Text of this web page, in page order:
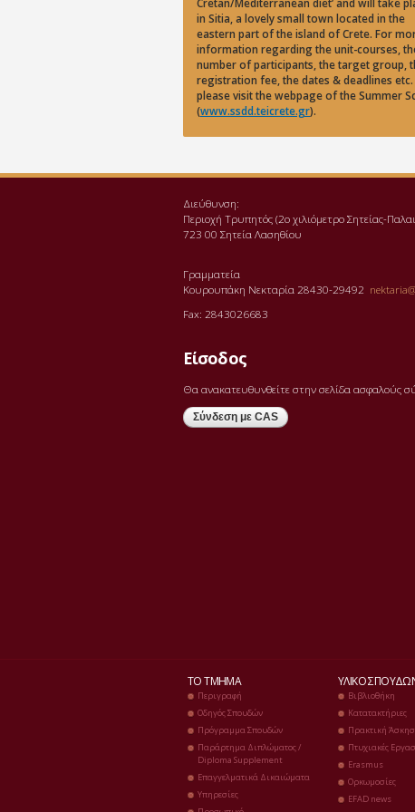
in Sitia, a lovely small town located in the
eastern part of the island of Crete. For
information regarding the unit-courses,
number of participants, the target group,
registration fee, the dates & deadlines etc.
please visit the webpage of the Summer
(www.ssdd.teicrete.gr).
Διεύθυνση:
Περιοχή Τρυπητός (2o χιλιόμετρο Σητείας-
723 00 Σητεία Λασηθίου
Γραμματεία
Κουρουπάκη Νεκταρία 28430-29492
Fax: 2843026683
Είσοδος
Θα ανακατευθυνθείτε στην σελίδα ασφαλούς
ΤΟ ΤΜΉΜΑ
Περιγραφή
Οδηγός Σπουδών
Πρόγραμμα Σπουδών
Παράρτημα Διπλώματος /
Diploma Supplement
Επαγγελματικά Δικαιώματα
Υπηρεσίες
ΥΛΙΚΌ
Βιβλιοθήκη
Κατατακτήριες
Πρακτική
Πτυχιακές
Erasmus
Ορκωμοσίες
EFAD news